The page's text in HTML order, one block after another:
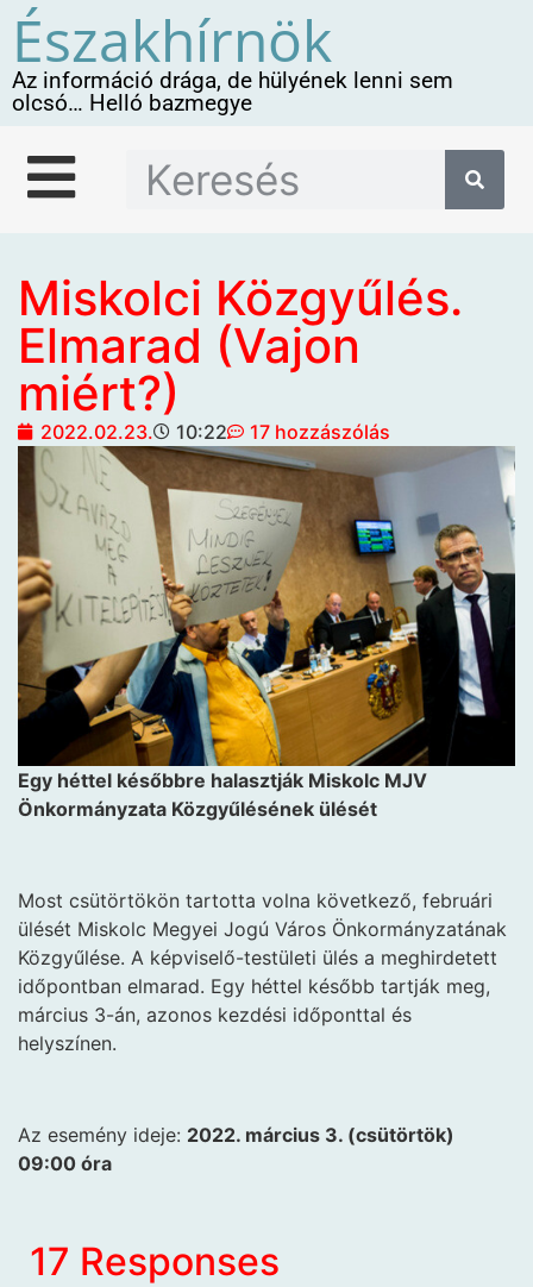
Északhírnök
Az információ drága, de hülyének lenni sem
olcsó… Helló bazmegye
Miskolci Közgyűlés.
Elmarad (Vajon
miért?)
2022.02.23. 10:22 17 hozzászólás
Egy héttel későbbre halasztják Miskolc MJV
Önkormányzata Közgyűlésének ülését
Most csütörtökön tartotta volna következő, februári
ülését Miskolc Megyei Jogú Város Önkormányzatának
Közgyűlése. A képviselő-testületi ülés a meghirdetett
időpontban elmarad. Egy héttel később tartják meg,
március 3-án, azonos kezdési időponttal és
helyszínen.
Az esemény ideje: 2022. március 3. (csütörtök)
09:00 óra
17 Responses